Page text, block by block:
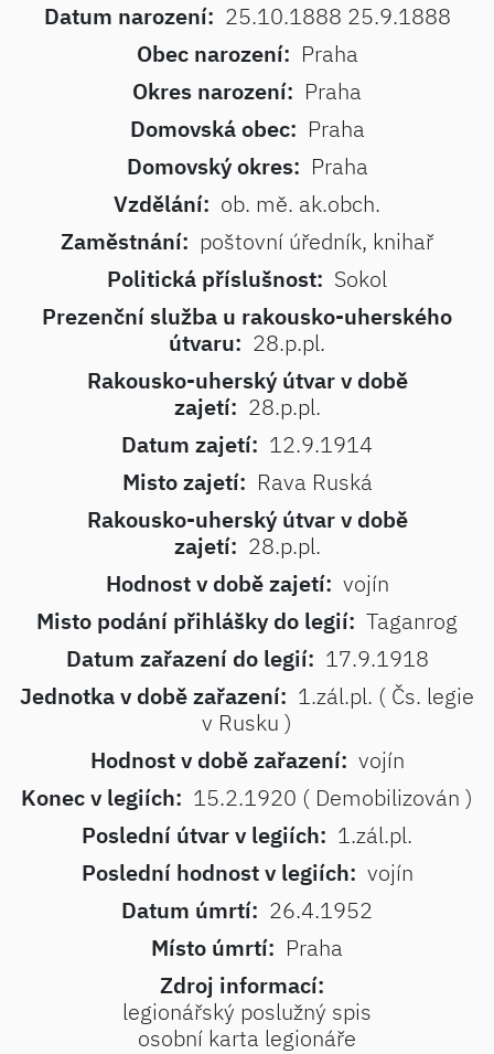
Datum narození: 25.10.1888 25.9.1888
Obec narození: Praha
Okres narození: Praha
Domovská obec: Praha
Domovský okres: Praha
Vzdělání: ob. mě. ak.obch.
Zaměstnání: poštovní úředník, knihař
Politická příslušnost: Sokol
Prezenční služba u rakousko-uherského
útvaru: 28.p.pl.
Rakousko-uherský útvar v době
zajetí: 28.p.pl.
Datum zajetí: 12.9.1914
Misto zajetí: Rava Ruská
Rakousko-uherský útvar v době
zajetí: 28.p.pl.
Hodnost v době zajetí: vojín
Misto podání přihlášky do legií: Taganrog
Datum zařazení do legií: 17.9.1918
Jednotka v době zařazení: 1.zál.pl. ( Čs. legie
v Rusku )
Hodnost v době zařazení: vojín
Konec v legiích: 15.2.1920 ( Demobilizován )
Poslední útvar v legiích: 1.zál.pl.
Poslední hodnost v legiích: vojín
Datum úmrtí: 26.4.1952
Místo úmrtí: Praha
Zdroj informací:
legionářský poslužný spis
osobní karta legionáře